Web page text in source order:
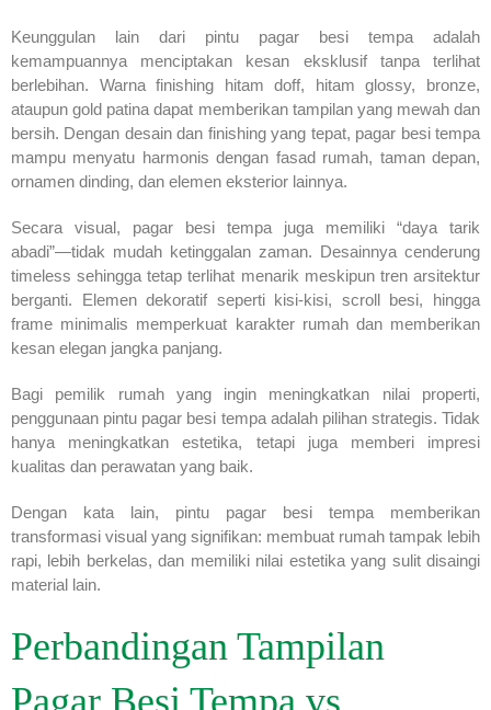
Keunggulan lain dari pintu pagar besi tempa adalah
kemampuannya menciptakan kesan eksklusif tanpa terlihat
berlebihan. Warna finishing hitam doff, hitam glossy, bronze,
ataupun gold patina dapat memberikan tampilan yang mewah dan
bersih. Dengan desain dan finishing yang tepat, pagar besi tempa
mampu menyatu harmonis dengan fasad rumah, taman depan,
ornamen dinding, dan elemen eksterior lainnya.
Secara visual, pagar besi tempa juga memiliki “daya tarik
abadi”—tidak mudah ketinggalan zaman. Desainnya cenderung
timeless sehingga tetap terlihat menarik meskipun tren arsitektur
berganti. Elemen dekoratif seperti kisi-kisi, scroll besi, hingga
frame minimalis memperkuat karakter rumah dan memberikan
kesan elegan jangka panjang.
Bagi pemilik rumah yang ingin meningkatkan nilai properti,
penggunaan pintu pagar besi tempa adalah pilihan strategis. Tidak
hanya meningkatkan estetika, tetapi juga memberi impresi
kualitas dan perawatan yang baik.
Dengan kata lain, pintu pagar besi tempa memberikan
transformasi visual yang signifikan: membuat rumah tampak lebih
rapi, lebih berkelas, dan memiliki nilai estetika yang sulit disaingi
material lain.
Perbandingan Tampilan
Pagar Besi Tempa vs.